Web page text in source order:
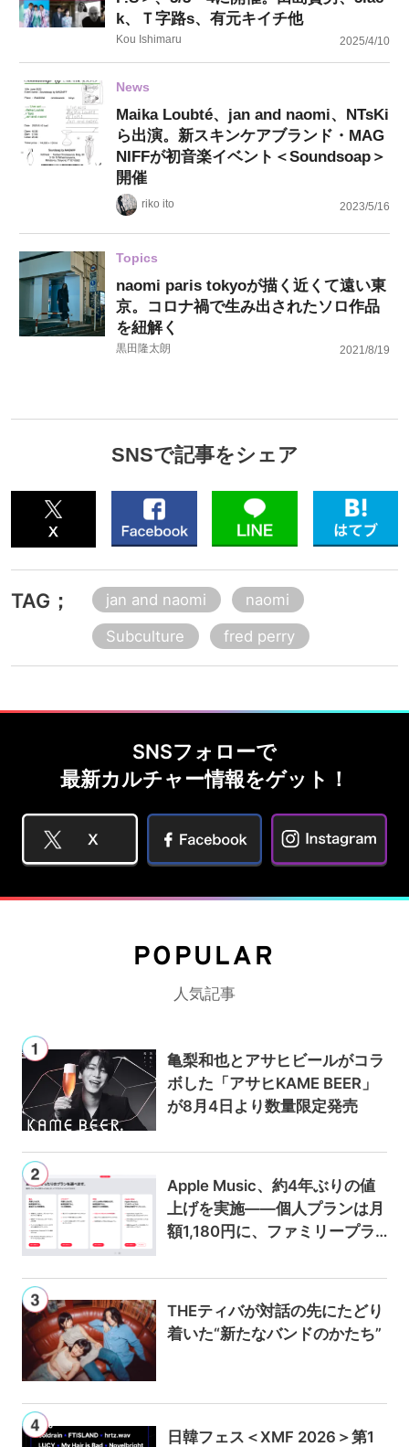
k、Ｔ字路s、有元キイチ他
Kou Ishimaru 2025/4/10
News
Maika Loubté、jan and naomi、NTsKi
ら出演。新スキンケアブランド・MAG
NIFFが初音楽イベント＜Soundsoap＞
開催
riko ito 2023/5/16
Topics
naomi paris tokyoが描く近くて遠い東
京。コロナ禍で生み出されたソロ作品
を紐解く
黒田隆太朗 2021/8/19
SNSで記事をシェア
TAG； jan and naomi
naomi
Subculture
fred perry
SNSフォローで
最新カルチャー情報をゲット！
POPULAR
人気記事
亀梨和也とアサヒビールがコラ
ボした「アサヒKAME BEER」
が8月4日より数量限定発売
Apple Music、約4年ぶりの値
上げを実施——個人プランは月
額1,180円に、ファミリープラ
THEティバが対話の先にたどり
着いた“新たなバンドのかたち”
日韓フェス＜XMF 2026＞第1